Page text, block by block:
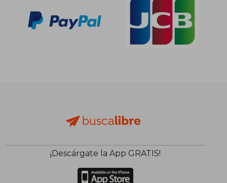
¡Descárgate la App GRATIS!